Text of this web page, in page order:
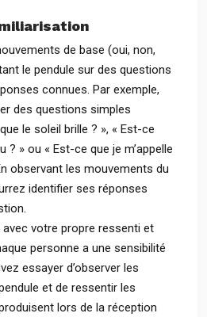
de base (oui, non,
le pendule sur des questions
connues. Par exemple,
des questions simples
le soleil brille ? », « Est-ce
? » ou « Est-ce que je m’appelle
observant les mouvements du
identifier ses réponses
votre propre ressenti et
personne a une sensibilité
essayer d’observer les
et de ressentir les
lors de la réception